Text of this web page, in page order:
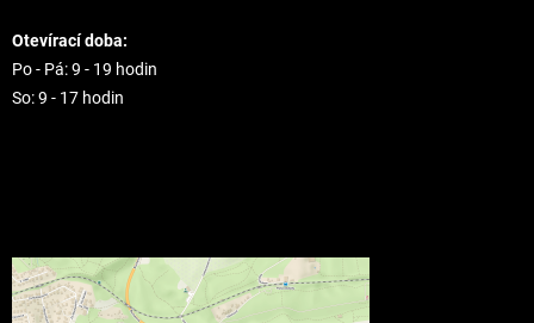
Otevírací doba:
Po - Pá: 9 - 19 hodin
So: 9 - 17 hodin